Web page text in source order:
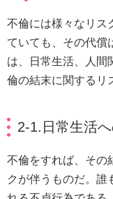
不倫には様々なリス
ていても、その代償
は、日常生活、人間
倫の結末に関するリ
2-1.日常生活
不倫をすれば、その
クが伴うものだ。誰